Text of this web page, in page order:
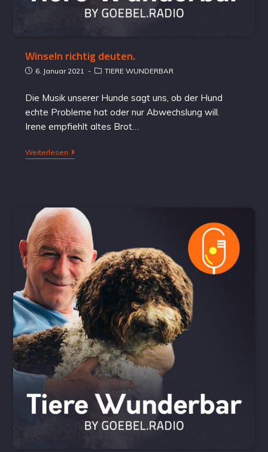
Winseln richtig deuten.
6. Januar 2021 TIERE WUNDERBAR
Die Musik unserer Hunde sagt uns, ob der Hund
echte Probleme hat oder nur Abwechslung will.
Irene empfiehlt altes Brot…
Weiterlesen